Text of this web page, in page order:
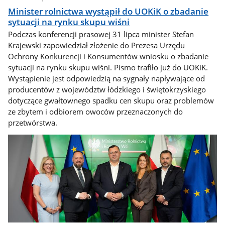
Minister rolnictwa wystąpił do UOKiK o zbadanie
sytuacji na rynku skupu wiśni
Podczas konferencji prasowej 31 lipca minister Stefan
Krajewski zapowiedział złożenie do Prezesa Urzędu
Ochrony Konkurencji i Konsumentów wniosku o zbadanie
sytuacji na rynku skupu wiśni. Pismo trafiło już do UOKiK.
Wystąpienie jest odpowiedzią na sygnały napływające od
producentów z województw łódzkiego i świętokrzyskiego
dotyczące gwałtownego spadku cen skupu oraz problemów
ze zbytem i odbiorem owoców przeznaczonych do
przetwórstwa.